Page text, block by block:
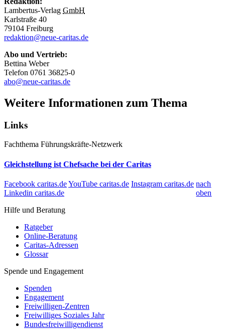
Lambertus-Verlag GmbH
Karlstraße 40
79104 Freiburg
redaktion@neue-caritas.de
Abo und Vertrieb:
Bettina Weber
Telefon 0761 36825-0
abo@neue-caritas.de
Weitere Informationen zum Thema
Links
Fachthema Führungskräfte-Netzwerk
Gleichstellung ist Chefsache bei der Caritas
Facebook caritas.deYouTube caritas.de Instagram caritas.de
Linkedin caritas.de
nach
oben
Hilfe und Beratung
Ratgeber
Online-Beratung
Caritas-Adressen
Glossar
Spende und Engagement
Spenden
Engagement
Freiwilligen-Zentren
Freiwilliges Soziales Jahr
Bundesfreiwilligendienst